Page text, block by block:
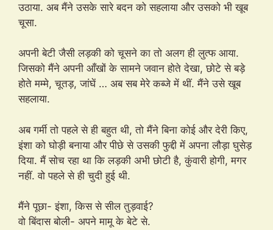
उठाया. अब मैंने उसके सारे बदन को सहलाया और उसको भी खूब
चूसा.
अपनी बेटी जैसी लड़की को चूसने का तो अलग ही लुत्फ आया.
जिसको मैंने अपनी आँखों के सामने जवान होते देखा, छोटे से बड़े
होते मम्मे, चूतड़, जांघें … अब सब मेरे कब्जे में थीं. मैंने उसे खूब
सहलाया.
अब गर्मी तो पहले से ही बहुत थी, तो मैंने बिना कोई और देरी किए,
इंशा को घोड़ी बनाया और पीछे से उसकी फुद्दी में अपना लौड़ा घुसेड़
दिया. मैं सोच रहा था कि लड़की अभी छोटी है, कुंवारी होगी, मगर
नहीं. वो पहले से ही चुदी हुई थी.
मैंने पूछा- इंशा, किस से सील तुड़वाई?
वो बिंदास बोली- अपने मामू के बेटे से.